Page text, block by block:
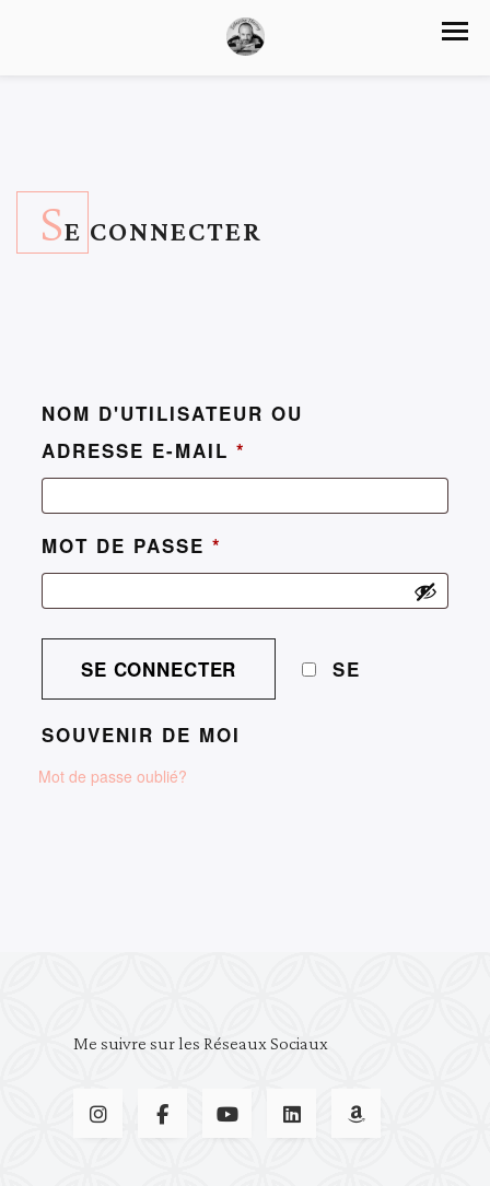
SE CONNECTER
NOM D'UTILISATEUR OU
ADRESSE E-MAIL *
MOT DE PASSE *
SE
SOUVENIR DE MOI
Mot de passe oublié?
Me suivre sur les Réseaux Sociaux